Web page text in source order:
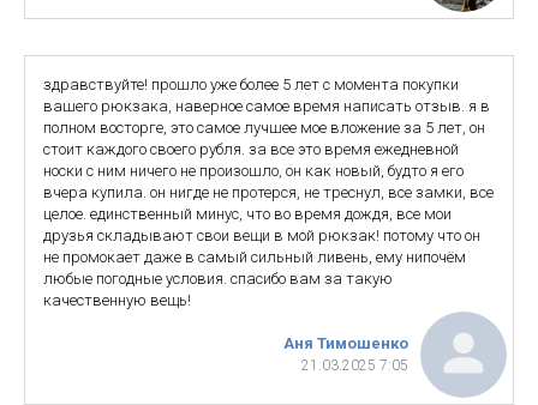
Аня Тимошенко
21.03.2025 7:05
здравствуйте! прошло уже более 5 лет с момента покупки
вашего рюкзака, наверное самое время написать отзыв. я в
полном восторге, это самое лучшее мое вложение за 5 лет, он
стоит каждого своего рубля. за все это время ежедневной
носки с ним ничего не произошло, он как новый, будто я его
вчера купила. он нигде не протерся, не треснул, все замки, все
целое. единственный минус, что во время дождя, все мои
друзья складывают свои вещи в мой рюкзак! потому что он
не промокает даже в самый сильный ливень, ему нипочём
любые погодные условия. спасибо вам за такую
качественную вещь!